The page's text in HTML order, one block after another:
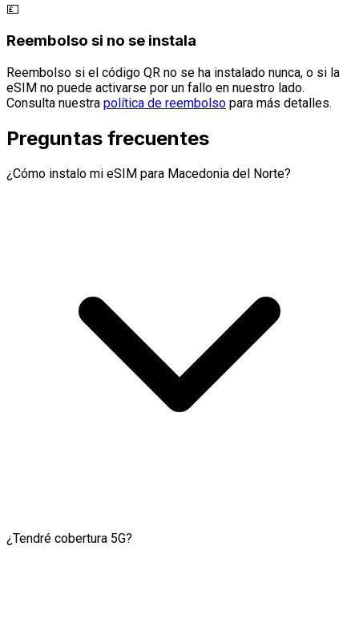
💷
Reembolso si no se instala
Reembolso si el código QR no se ha instalado nunca, o si la
eSIM no puede activarse por un fallo en nuestro lado.
Consulta nuestra política de reembolso para más detalles.
Preguntas frecuentes
¿Cómo instalo mi eSIM para Macedonia del Norte?
¿Tendré cobertura 5G?